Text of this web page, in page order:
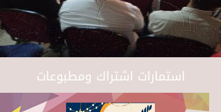
استمارات اشتراك ومطبوعات